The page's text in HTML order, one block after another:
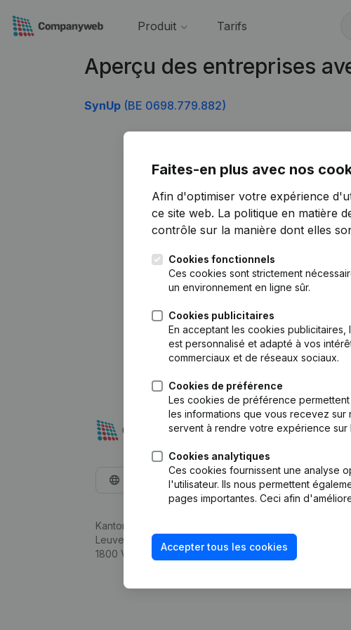
Produit Tarifs
Aperçu des entreprises
SynUp (BE 0698.779.882)
Faites-en plus avec nos
Afin d'optimiser votre expérience
ce site web. La politique en matière
contrôle sur la manière dont elles
Cookies fonctionnels
Ces cookies sont strictement
un environnement en ligne sûr.
Cookies publicitaires
En acceptant les cookies
est personnalisé et adapté à vos
commerciaux et de réseaux sociaux.
Cookies de préférence
Les cookies de préférence
les informations que vous recevez
servent à rendre votre expérience
Cookies analytiques
Ces cookies fournissent une analyse
l'utilisateur. Ils nous permettent
pages importantes. Ceci afin
Accepter tous les cookies
Français
Kantorenpark Everest
Leuvensesteenweg 248D,
1800 Vilvoorde